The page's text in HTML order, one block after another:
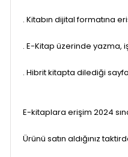
. Kitabın dijital formatına
. E-Kitap üzerinde yazma,
. Hibrit kitapta dilediği
E-kitaplara erişim 2024
Ürünü satın aldığınız